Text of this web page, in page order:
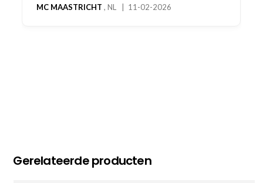
MC MAASTRICHT , NL | 11-02-2026
Gerelateerde producten